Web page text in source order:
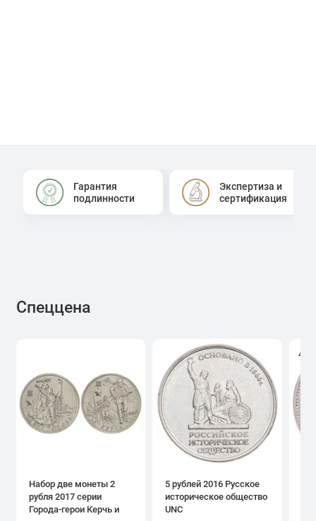
Гарантия
подлинности
Экспертиза и
сертификация
Спеццена
Набор две монеты 2
рубля 2017 серии
Города-герои Керчь и
5 рублей 2016 Русское
историческое общество
UNC
4.0